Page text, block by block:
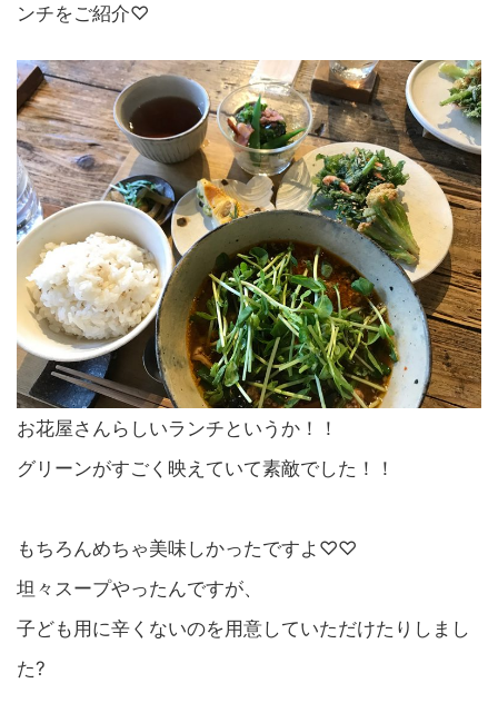
ンチをご紹介♡
お花屋さんらしいランチというか！！
グリーンがすごく映えていて素敵でした！！
もちろんめちゃ美味しかったですよ♡♡
坦々スープやったんですが、
子ども用に辛くないのを用意していただけたりしまし
た?